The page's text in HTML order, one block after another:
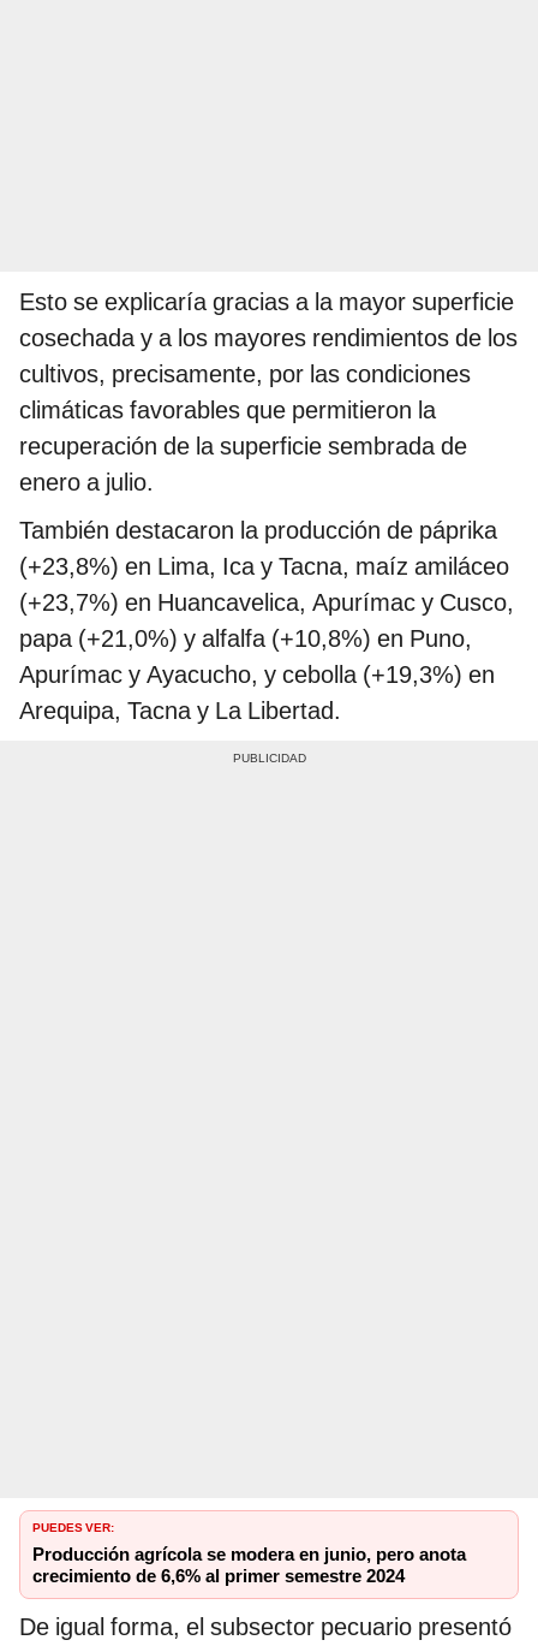
Esto se explicaría gracias a la mayor superficie
cosechada y a los mayores rendimientos de los
cultivos, precisamente, por las condiciones
climáticas favorables que permitieron la
recuperación de la superficie sembrada de
enero a julio.
También destacaron la producción de páprika
(+23,8%) en Lima, Ica y Tacna, maíz amiláceo
(+23,7%) en Huancavelica, Apurímac y Cusco,
papa (+21,0%) y alfalfa (+10,8%) en Puno,
Apurímac y Ayacucho, y cebolla (+19,3%) en
Arequipa, Tacna y La Libertad.
PUEDES VER:
Producción agrícola se modera en junio, pero anota
crecimiento de 6,6% al primer semestre 2024
De igual forma, el subsector pecuario presentó